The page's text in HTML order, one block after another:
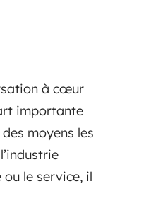
à cœur
importante
moyens les
le service, il